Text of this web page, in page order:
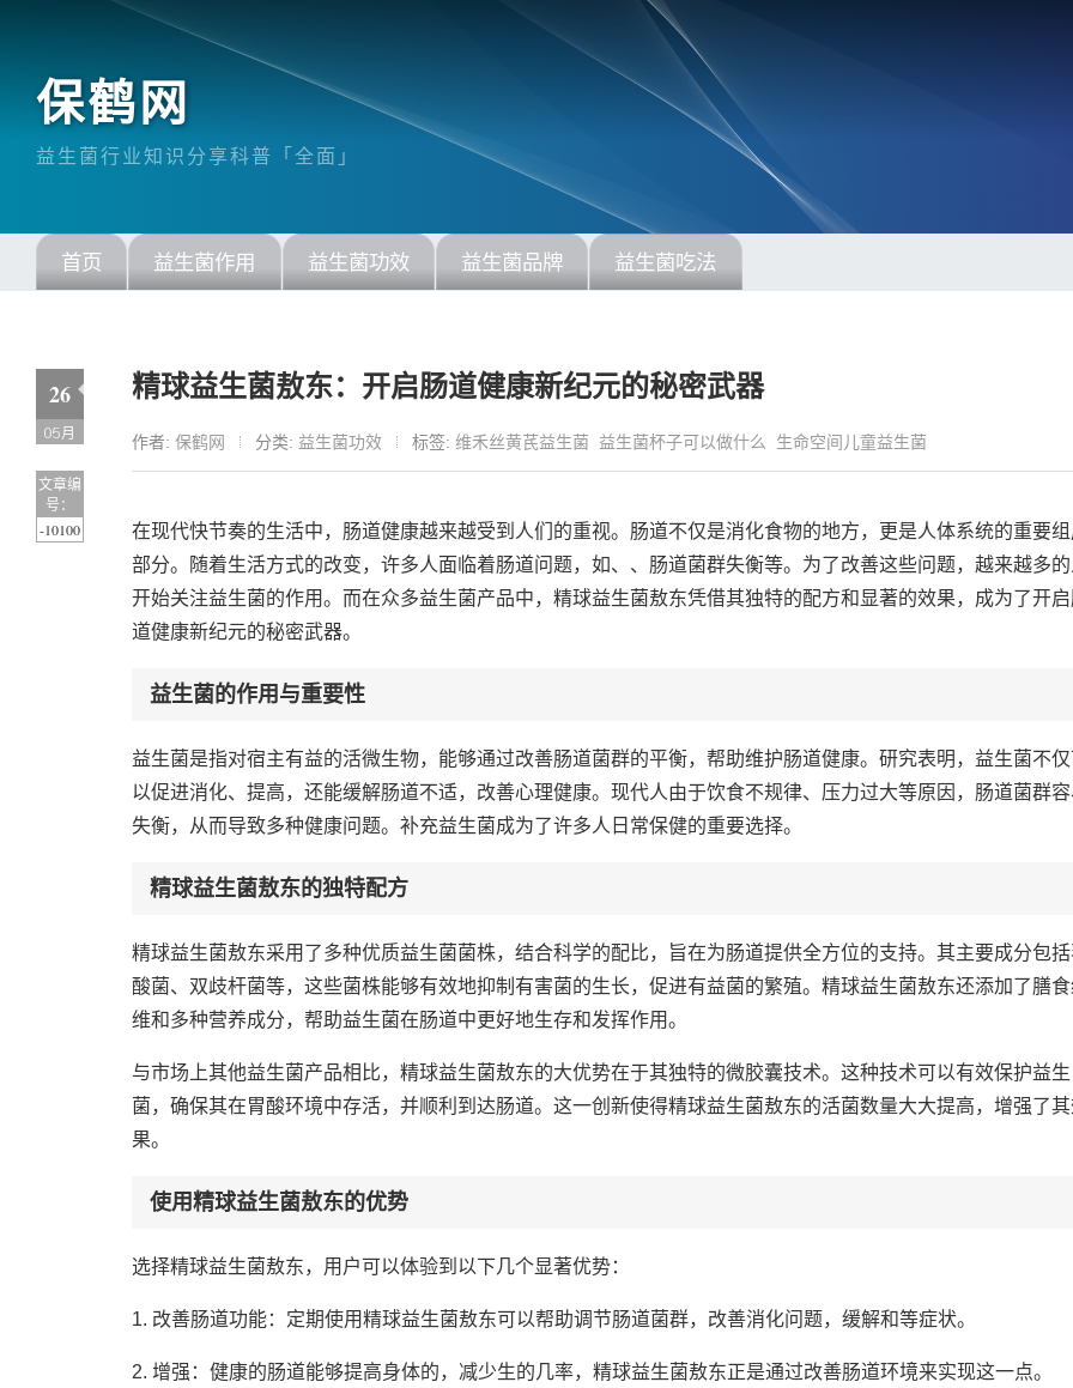
保鹤网
益生菌行业知识分享科普「全面」
首页 益生菌作用 益生菌功效 益生菌品牌 益生菌吃法
精球益生菌敖东：开启肠道健康新纪元的秘密武器
作者: 保鹤网 分类: 益生菌功效 标签: 维禾丝黄芪益生菌 益生菌杯子可以做什么 生命空间儿童益生菌
在现代快节奏的生活中，肠道健康越来越受到人们的重视。肠道不仅是消化食物的地方，更是人体系统的重要
部分。随着生活方式的改变，许多人面临着肠道问题，如、、肠道菌群失衡等。为了改善这些问题，越来越多
开始关注益生菌的作用。而在众多益生菌产品中，精球益生菌敖东凭借其独特的配方和显著的效果，成为了开
道健康新纪元的秘密武器。
益生菌的作用与重要性
益生菌是指对宿主有益的活微生物，能够通过改善肠道菌群的平衡，帮助维护肠道健康。研究表明，益生菌不
以促进消化、提高，还能缓解肠道不适，改善心理健康。现代人由于饮食不规律、压力过大等原因，肠道菌群
失衡，从而导致多种健康问题。补充益生菌成为了许多人日常保健的重要选择。
精球益生菌敖东的独特配方
精球益生菌敖东采用了多种优质益生菌菌株，结合科学的配比，旨在为肠道提供全方位的支持。其主要成分包
酸菌、双歧杆菌等，这些菌株能够有效地抑制有害菌的生长，促进有益菌的繁殖。精球益生菌敖东还添加了膳
维和多种营养成分，帮助益生菌在肠道中更好地生存和发挥作用。
与市场上其他益生菌产品相比，精球益生菌敖东的大优势在于其独特的微胶囊技术。这种技术可以有效保护益生
菌，确保其在胃酸环境中存活，并顺利到达肠道。这一创新使得精球益生菌敖东的活菌数量大大提高，增强了
果。
使用精球益生菌敖东的优势
选择精球益生菌敖东，用户可以体验到以下几个显著优势：
1. 改善肠道功能：定期使用精球益生菌敖东可以帮助调节肠道菌群，改善消化问题，缓解和等症状。
2. 增强：健康的肠道能够提高身体的，减少生的几率，精球益生菌敖东正是通过改善肠道环境来实现这一点。
26
05月
文章编
号：
-10100